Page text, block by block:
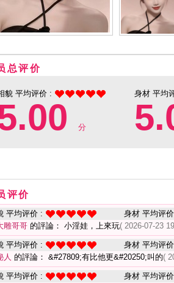
总评价
貌 平均评价 :
分
身材 平均
评价
平均评价 : 身材 平均评
雕哥哥 的評論： 小淫娃，上來玩( 2026-07-23
平均评价 : 身材 平均评
人 的評論： &#27809;有比他更&#20250;叫的(
平均评价 : 身材 平均评